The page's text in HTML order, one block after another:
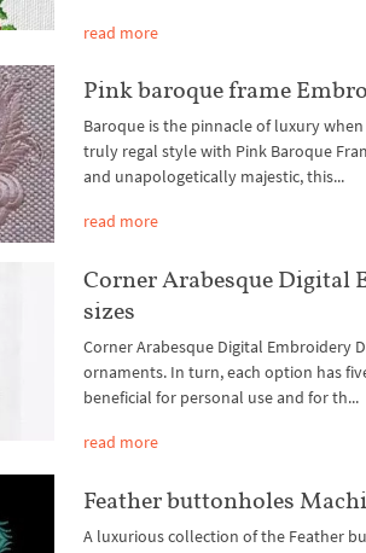
read more
Pink baroque frame
Baroque is the pinnacle of luxury
truly regal style with Pink Baroque
and unapologetically majestic, this...
read more
Corner Arabesque Digital
sizes
Corner Arabesque Digital Embroidery
ornaments. In turn, each option has
beneficial for personal use and for th...
read more
Feather buttonholes
A luxurious collection of the Feather